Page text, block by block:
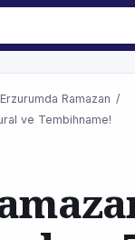
Erzurumda Ramazan /
ve Tembihname!